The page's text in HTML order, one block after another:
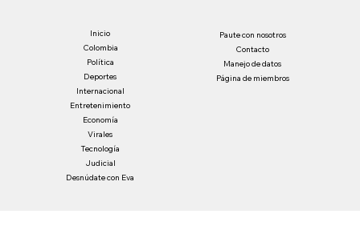
Inicio
Colombia
Política
Deportes
Internacional
Entretenimiento
Economía
Virales
Tecnología
Judicial
Desnúdate con Eva
Paute con nosotros
Contacto
Manejo de datos
Página de miembros